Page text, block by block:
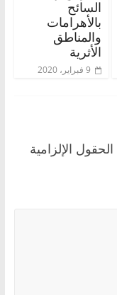
السائح
بالأهرامات
والمناطق
الأثرية
9 فبراير، 2020
الحقول الإلزامية